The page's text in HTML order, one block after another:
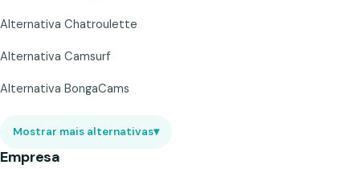
Alternativa Chatroulette
Alternativa Camsurf
Alternativa BongaCams
Mostrar mais alternativas▾
Empresa